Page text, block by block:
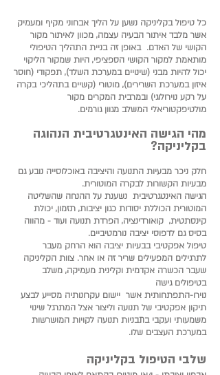
כל טיפול בקליניקה נשען על הליך אבחוני מקיף ומעמיק
אשר מלבד איתור הבעיה עצמה, מכוון לאיתור מקור
הקושי של האדם. באופן זה בניית התהליך הטיפולי
מותאמת למקור הקושי הספציפי, היות שמקור הליקוי
יכול להיות מבני (שינויים במערכת השלד), תפקודי (חוסר
איזון במערכת השרירים), מוטורי (קשיים בתהליכי בקרה
על רקע נוירולוגי) ובמרבית המקרים מקור
מולטיפקטוריאלי המשלב מגוון גורמים.
מהי הגישה האינטגרטיבית הנהוגה
בקליניקה?
חלק ניכר מבעיות התנועה והיציבה באוכלוסייה נובע גם
מבעיות הקשורות לבקרה המוטורית.
הגישה האינטגרטיבית נשענת על ההנחה שהשליטה
המוטורית הכוללת יסודות כגון יציבות, תזמון, יכולת
קינסתטית, קואורדינציה, הפרדת תנועה ועוד - מהווה
בסיס גם לדפוסי יציבה נורמטיביים.
טיפול אפקטיבי בבעיות יציבה הוא הרחק מעבר
לתרגילים המפעילים שריר זה או אחר. צוות הקליניקה
שעבר הכשרה אקדמית וקלינית מעמיקה, משלב
בטיפולים גישה
נוירו-התפתחותית אשר יישום עקרונותיה מסייע לבצע
תיקון אפקטיבי של תנועה וליצור אצל המתרגל שינוי
משמעותי ועקבי בתבניות תנועה לקויות המושרשות
במערכת העצבים שלו.
שלבי הטיפול בקליניקה